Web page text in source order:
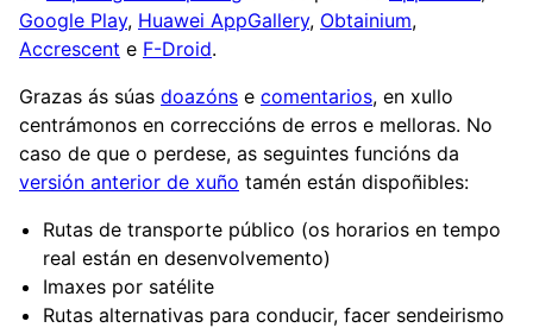
Google Play, Huawei AppGallery, Obtainium,
Accrescent e F-Droid.
Grazas ás súas doazóns e comentarios, en xullo
centrámonos en correccións de erros e melloras. No
caso de que o perdese, as seguintes funcións da
versión anterior de xuño tamén están dispoñibles:
Rutas de transporte público (os horarios en tempo
real están en desenvolvemento)
Imaxes por satélite
Rutas alternativas para conducir, facer sendeirismo